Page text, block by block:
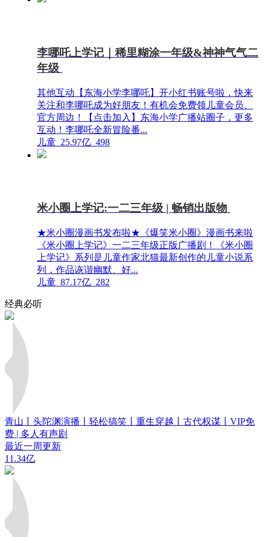
李哪吒上学记｜稀里糊涂一年级&神神气气二
年级
其他互动【东海小学李哪吒】开小红书账号啦，快来
关注和李哪吒成为好朋友！有机会免费领儿童会员、
官方周边！【点击加入】东海小学广播站圈子，更多
互动！李哪吒全新冒险番...
儿童 25.97亿 498
米小圈上学记:一二三年级 | 畅销出版物
★米小圈漫画书发布啦★《爆笑米小圈》漫画书来啦
《米小圈上学记》一二三年级正版广播剧！《米小圈
上学记》系列是儿童作家北猫最新创作的儿童小说系
列，作品诙谐幽默、好...
儿童 87.17亿 282
经典必听
青山丨头陀渊演播丨轻松搞笑丨重生穿越丨古代权谋丨VIP免
费 | 多人有声剧
最近一周更新
11.34亿